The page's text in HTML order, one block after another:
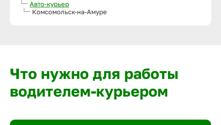
Авто-курьер
Комсомольск-на-Амуре
Что нужно для работы
водителем-курьером